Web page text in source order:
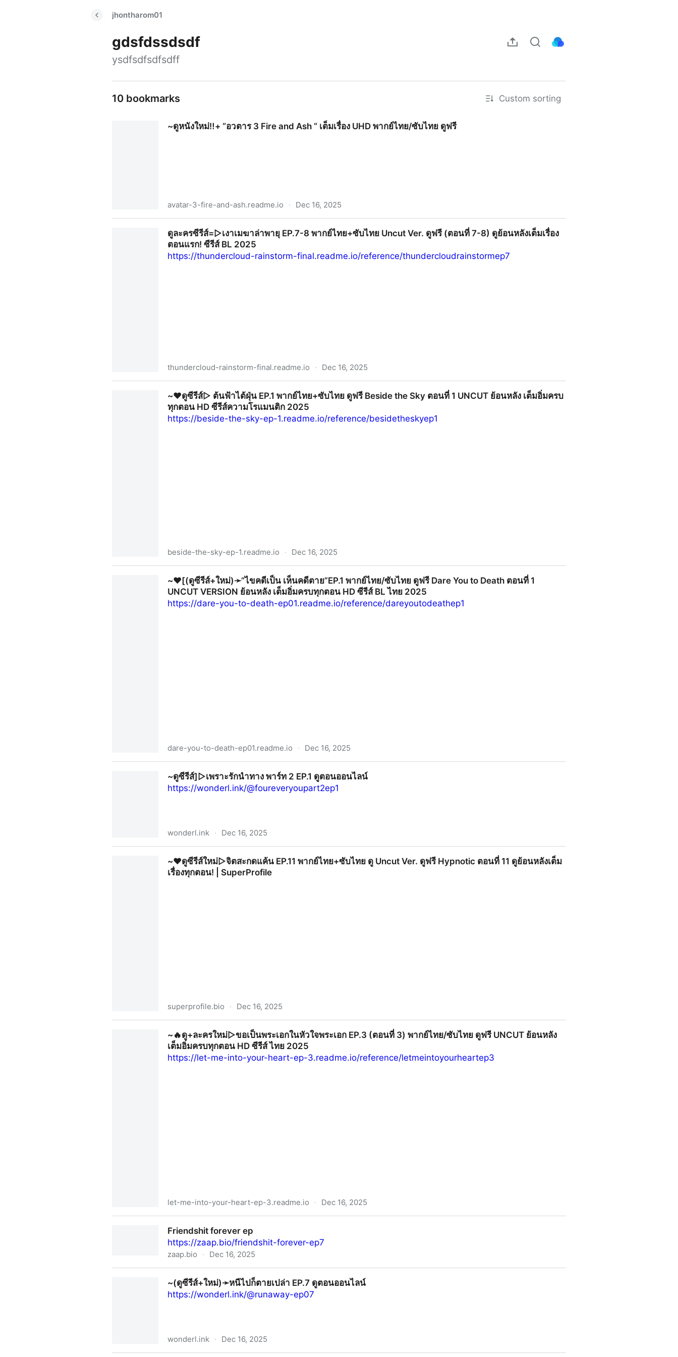
jhontharom01
gdsfdssdsdf
ysdfsdfsdfsdff
10 bookmarks Custom sorting
~ดูหนังใหม่‼️+ “อวตาร 3 Fire and Ash “ เต็มเรื่อง UHD พากย์ไทย/ซับไทย ดูฟรี
avatar-3-fire-and-ash.readme.io · Dec 16, 2025
ดูละครซีรีส์=▷เงาเมฆาล่าพายุ EP.7-8 พากย์ไทย+ซับไทย Uncut Ver. ดูฟรี (ตอนที่ 7-8) ดูย้อนหลังเต็มเรื่อง
ตอนแรก! ซีรีส์ BL 2025
https://thundercloud-rainstorm-final.readme.io/reference/thundercloudrainstormep7
thundercloud-rainstorm-final.readme.io · Dec 16, 2025
~❤️ดูซีรีส์▷ ต้นฟ้าไต้ฝุ่น EP.1 พากย์ไทย+ซับไทย ดูฟรี Beside the Sky ตอนที่ 1 UNCUT ย้อนหลัง เต็มอิ่มครบ
ทุกตอน HD ซีรีส์ความโรแมนติก 2025
https://beside-the-sky-ep-1.readme.io/reference/besidetheskyep1
beside-the-sky-ep-1.readme.io · Dec 16, 2025
ความโรแมนติก 2025~❤️[(ดูซีรีส์+ใหม่)➛“ไขคดีเป็น เห็นคดีตาย”EP.1 พากย์ไทย/ซับไทย ดูฟรี Dare You to Death ตอนที่ 1
UNCUT VERSION ย้อนหลัง เต็มอิ่มครบทุกตอน HD ซีรีส์ BL ไทย 2025
https://dare-you-to-death-ep01.readme.io/reference/dareyoutodeathep1
dare-you-to-death-ep01.readme.io · Dec 16, 2025
หลัง เต็มอิ่มครบทุกตอน HD ซีรีส์ BL ไทย 2025
~ดูซีรีส์]▷เพราะรักนำทาง พาร์ท 2 EP.1 ดูตอนออนไลน์
https://wonderl.ink/@foureveryoupart2ep1
wonderl.ink · Dec 16, 2025
~❤️ดูซีรีส์ใหม่▷จิตสะกดแค้น EP.11 พากย์ไทย+ซับไทย ดู Uncut Ver. ดูฟรี Hypnotic ตอนที่ 11 ดูย้อนหลังเต็ม
เรื่องทุกตอน! | SuperProfile
superprofile.bio · Dec 16, 2025
~🔥ดู+ละครใหม่▷ขอเป็นพระเอกในหัวใจพระเอก EP.3 (ตอนที่ 3) พากย์ไทย/ซับไทย ดูฟรี UNCUT ย้อนหลัง
เต็มอิ่มครบทุกตอน HD ซีรีส์ ไทย 2025
https://let-me-into-your-heart-ep-3.readme.io/reference/letmeintoyourheartep3
let-me-into-your-heart-ep-3.readme.io · Dec 16, 2025
HD ซีรีส์ ไทย 2025Friendshit forever ep
https://zaap.bio/friendshit-forever-ep7
zaap.bio · Dec 16, 2025
~(ดูซีรีส์+ใหม่)➛หนีไปก็ตายเปล่า EP.7 ดูตอนออนไลน์
https://wonderl.ink/@runaway-ep07
wonderl.ink · Dec 16, 2025